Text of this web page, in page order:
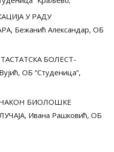
У РАДУ
Бежанић Александар, ОБ
БОЛЕСТ-
ОБ ”Студеница”,
БИОЛОШКЕ
Ивана Рашковић, ОБ